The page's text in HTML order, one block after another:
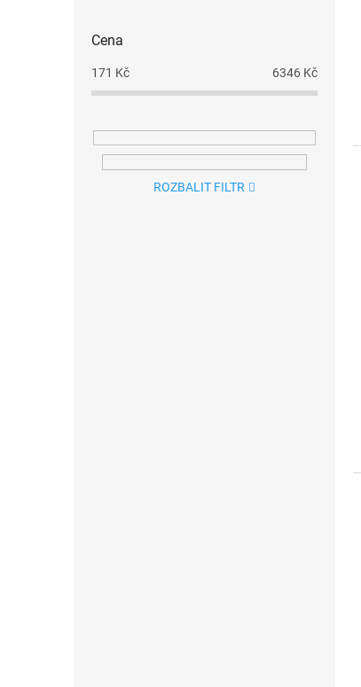
Cena
171 Kč 6346 Kč
ROZBALIT FILTR